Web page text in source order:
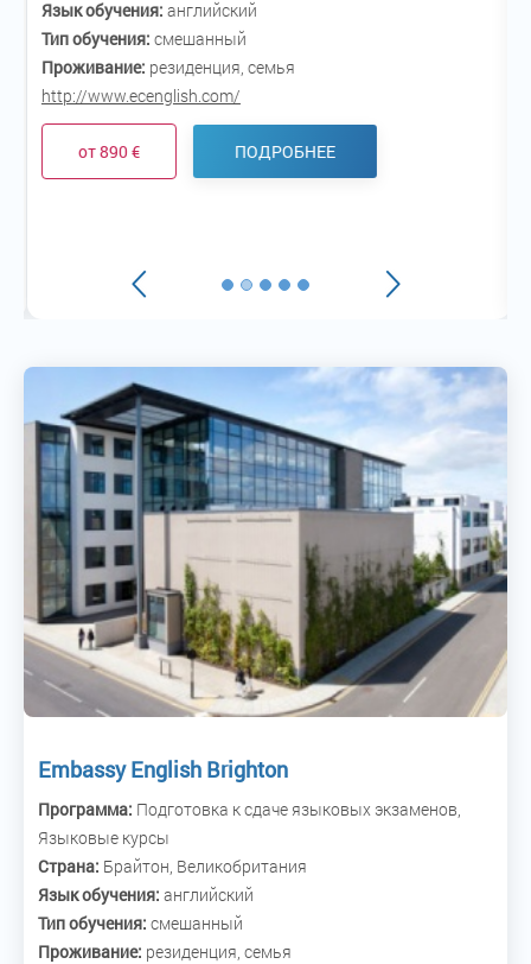
Язык обучения:английский
Тип обучения:смешанный
Проживание:резиденция, семья
http://www.ecenglish.com/
от 890 € ПОДРОБНЕЕ
Embassy English Brighton
Программа: Подготовка к сдаче языковых экзаменов,
Языковые курсы
Страна: Брайтон, Великобритания
Язык обучения: английский
Тип обучения: смешанный
Проживание: резиденция, семья